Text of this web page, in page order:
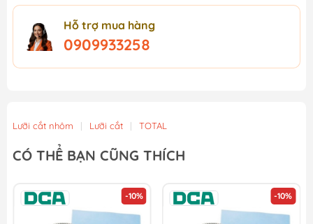
Hỗ trợ mua hàng
0909933258
Lưỡi cắt nhôm | Lưỡi cắt | TOTAL
CÓ THỂ BẠN CŨNG THÍCH
-10% -10%